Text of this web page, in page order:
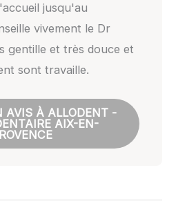
jusqu'au
vivement le Dr
gentille et très douce et
sont travaille.
AVIS À ALLODENT -
AIX-EN-